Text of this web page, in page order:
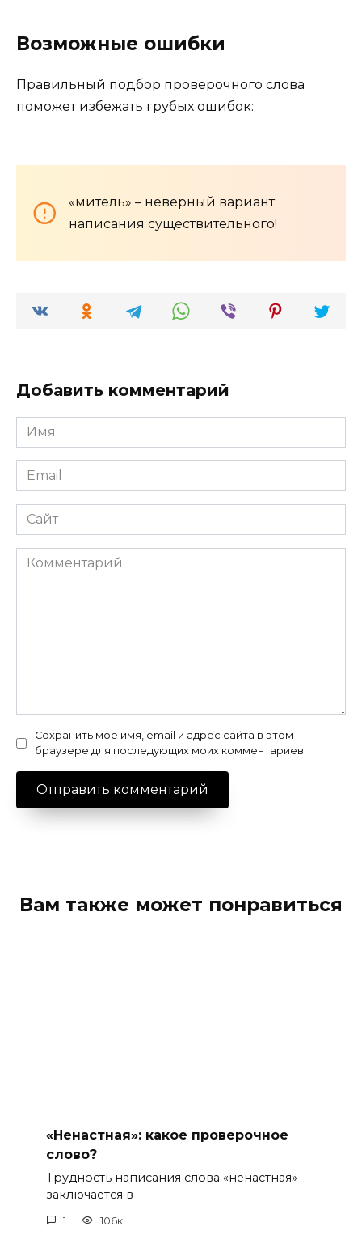
Возможные ошибки
Правильный подбор проверочного слова
поможет избежать грубых ошибок:
«митель» – неверный вариант
написания существительного!
Добавить комментарий
Имя
*
Email
*
Сайт
Комментарий
Сохранить моё имя, email и адрес сайта в этом
браузере для последующих моих комментариев.
Вам также может понравиться
«Ненастная»: какое проверочное
слово?
Трудность написания слова «ненастная»
заключается в
1 106к.